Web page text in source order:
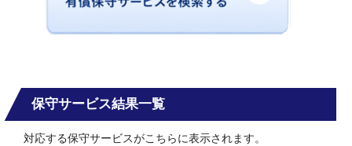
保守サービス結果一覧
対応する保守サービスがこちらに表示されます。